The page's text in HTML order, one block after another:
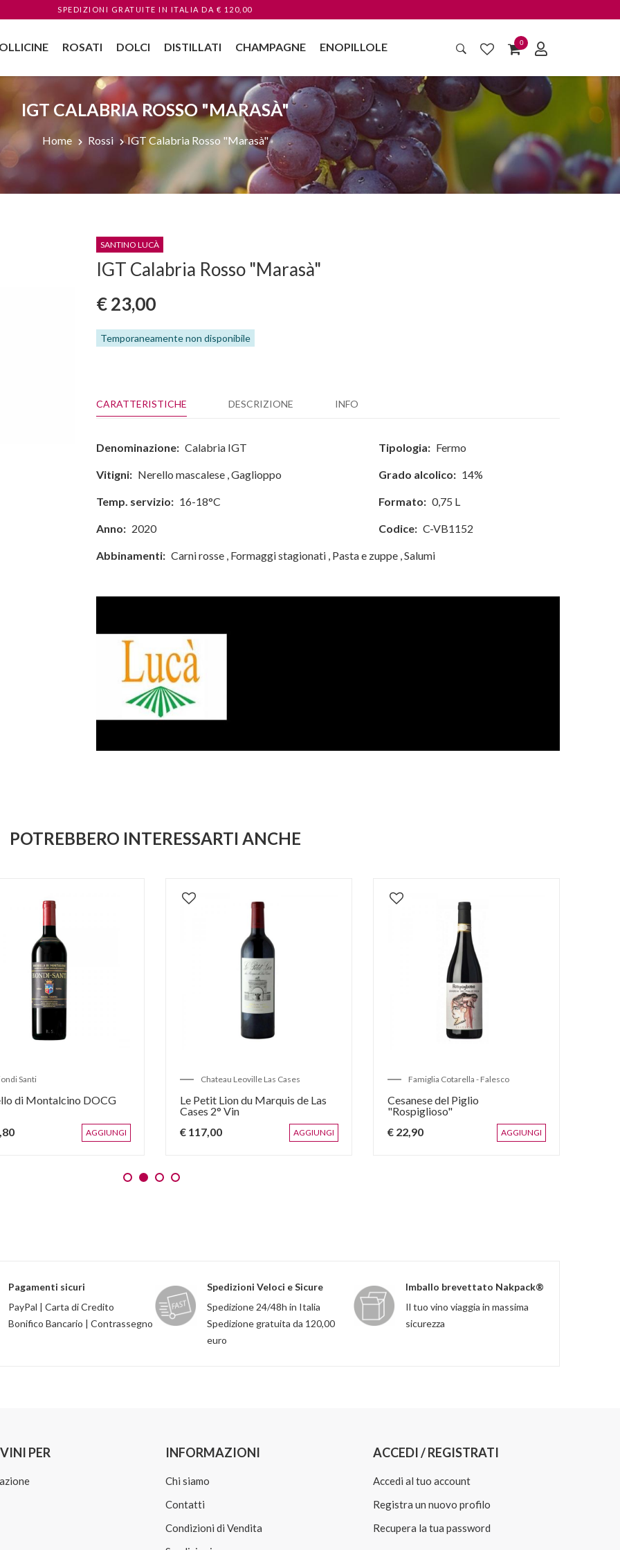
SPEDIZIONI GRATUITE IN ITALIA DA € 120,00
ROSATI DOLCI DISTILLATI CHAMPAGNE ENOPILLOLE 0
IGT CALABRIA ROSSO "MARASÀ"
Home Rossi IGT Calabria Rosso "Marasà"
SANTINO LUCÀ
IGT Calabria Rosso "Marasà"
€ 23,00
Temporaneamente non disponibile
CARATTERISTICHE DESCRIZIONE INFO
Denominazione: Calabria IGT
Vitigni: Nerello mascalese ,Gaglioppo
Temp. servizio: 16-18°C
Anno: 2020
Tipologia: Fermo
Grado alcolico: 14%
Formato: 0,75 L
Codice: C-VB1152
Abbinamenti: Carni rosse , Formaggi stagionati , Pasta e zuppe ,Salumi
POTREBBERO INTERESSARTI ANCHE
AGGIUNGI
Santi
di Montalcino DOCG
AGGIUNGI
Chateau Leoville Las Cases
Le Petit Lion du Marquis de Las
Cases 2° Vin
€ 117,00
AGGIUNGI
Famiglia Cotarella - Falesco
Cesanese del Piglio
"Rospiglioso"
€ 22,90
Pagamenti sicuri
PayPal | Carta di Credito
Bonifico Bancario | Contrassegno
Spedizioni Veloci e Sicure
Spedizione 24/48h in Italia
Spedizione gratuita da 120,00
euro
Imballo brevettato Nakpack®
Il tuo vino viaggia in massima
sicurezza
PER INFORMAZIONI
Chi siamo
Contatti
Condizioni di Vendita
ACCEDI / REGISTRATI
Accedi al tuo account
Registra un nuovo profilo
Recupera la tua password